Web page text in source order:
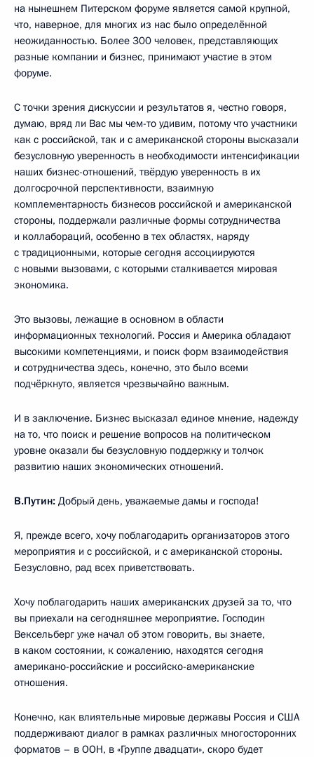
на нынешнем Питерском форуме является самой крупной,
что, наверное, для многих из нас было определённой
неожиданностью. Более 300 человек, представляющих
разные компании и бизнес, принимают участие в этом
форуме.
С точки зрения дискуссии и результатов я, честно говоря,
думаю, вряд ли Вас мы чем-то удивим, потому что участники
как с российской, так и с американской стороны высказали
безусловную уверенность в необходимости интенсификации
наших бизнес-отношений, твёрдую уверенность в их
долгосрочной перспективности, взаимную
комплементарность бизнесов российской и американской
стороны, поддержали различные формы сотрудничества
и коллабораций, особенно в тех областях, наряду
с традиционными, которые сегодня ассоциируются
с новыми вызовами, с которыми сталкивается мировая
экономика.
Это вызовы, лежащие в основном в области
информационных технологий. Россия и Америка обладают
высокими компетенциями, и поиск форм взаимодействия
и сотрудничества здесь, конечно, это было всеми
подчёркнуто, является чрезвычайно важным.
И в заключение. Бизнес высказал единое мнение, надежду
на то, что поиск и решение вопросов на политическом
уровне оказали бы безусловную поддержку и толчок
развитию наших экономических отношений.
В.Путин: Добрый день, уважаемые дамы и господа!
Я, прежде всего, хочу поблагодарить организаторов этого
мероприятия и с российской, и с американской стороны.
Безусловно, рад всех приветствовать.
Хочу поблагодарить наших американских друзей за то, что
вы приехали на сегодняшнее мероприятие. Господин
Вексельберг уже начал об этом говорить, вы знаете,
в каком состоянии, к сожалению, находятся сегодня
американо-российские и российско-американские
отношения.
Конечно, как влиятельные мировые державы Россия и США
поддерживают диалог в рамках различных многосторонних
форматов – в ООН, в «Группе двадцати», скоро будет